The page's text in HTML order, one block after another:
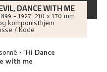
DANCE WITH ME
- 1927, 210 x 170 mm
komponisthjem
/ Kode
"Hi Dance
with me